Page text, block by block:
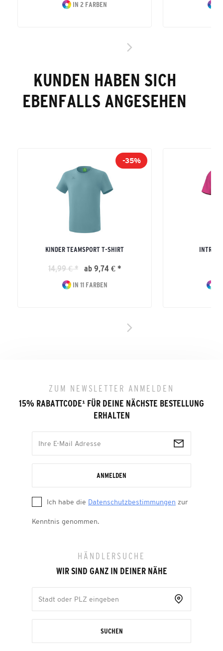
IN 2 FARBEN
KUNDEN HABEN SICH
EBENFALLS ANGESEHEN
-35%
KINDER TEAMSPORT T-SHIRT
14,99 € * ab 9,74 € *
IN 11 FARBEN
INTRO
ZUM NEWSLETTER ANMELDEN
15% RABATTCODE¹ FÜR DEINE NÄCHSTE BESTELLUNG
ERHALTEN
ANMELDEN
Ich habe die Datenschutzbestimmungen zur
Kenntnis genommen.
HÄNDLERSUCHE
WIR SIND GANZ IN DEINER NÄHE
SUCHEN